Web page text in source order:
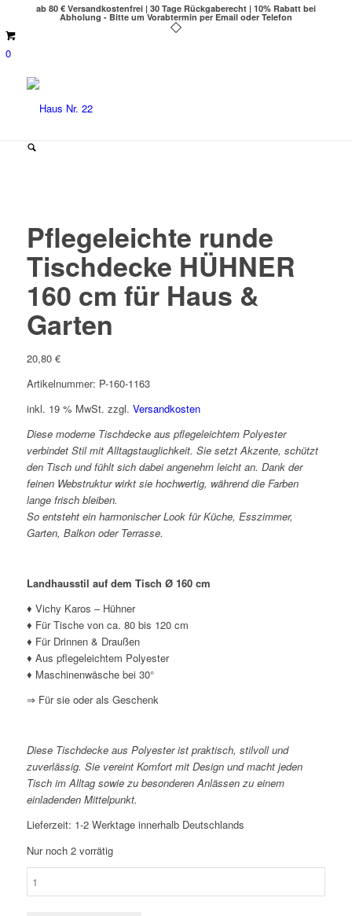
ab 80 € Versandkostenfrei | 30 Tage Rückgaberecht | 10% Rabatt bei
Abholung - Bitte um Vorabtermin per Email oder Telefon
0
Pflegeleichte runde
Tischdecke HÜHNER
160 cm für Haus &
Garten
20,80 €
Artikelnummer: P-160-1163
inkl. 19 % MwSt. zzgl. Versandkosten
Diese moderne Tischdecke aus pflegeleichtem Polyester
verbindet Stil mit Alltagstauglichkeit. Sie setzt Akzente, schützt
den Tisch und fühlt sich dabei angenehm leicht an. Dank der
feinen Webstruktur wirkt sie hochwertig, während die Farben
lange frisch bleiben.
So entsteht ein harmonischer Look für Küche, Esszimmer,
Garten, Balkon oder Terrasse.
Landhausstil auf dem Tisch Ø 160 cm
♦ Vichy Karos – Hühner
♦ Für Tische von ca. 80 bis 120 cm
♦ Für Drinnen & Draußen
♦ Aus pflegeleichtem Polyester
♦ Maschinenwäsche bei 30°
⇒ Für sie oder als Geschenk
Diese Tischdecke aus Polyester ist praktisch, stilvoll und
zuverlässig. Sie vereint Komfort mit Design und macht jeden
Tisch im Alltag sowie zu besonderen Anlässen zu einem
einladenden Mittelpunkt.
Lieferzeit: 1-2 Werktage innerhalb Deutschlands
Nur noch 2 vorrätig